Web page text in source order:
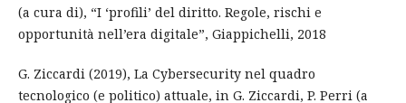
(a cura di), “I ‘profili’ del diritto. Regole, rischi e
opportunità nell’era digitale”, Giappichelli, 2018
G. Ziccardi (2019), La Cybersecurity nel quadro
tecnologico (e politico) attuale, in G. Ziccardi, P. Perri (a